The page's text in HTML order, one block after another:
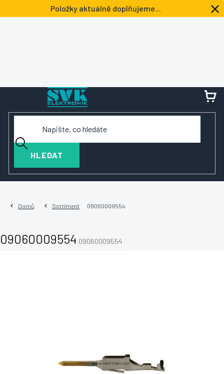
na
Položky aktuálně doplňujeme...
HLEDAT
Domů Sortiment 09060009554
09060009554 09060009554